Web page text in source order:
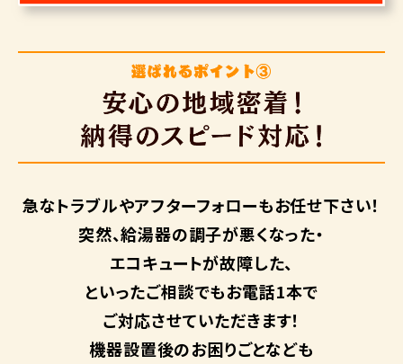
急なトラブルやアフターフォローもお任せ下さい！
突然、給湯器の調子が悪くなった・
エコキュートが故障した、
といったご相談でもお電話1本で
ご対応させていただきます！
機器設置後のお困りごとなども